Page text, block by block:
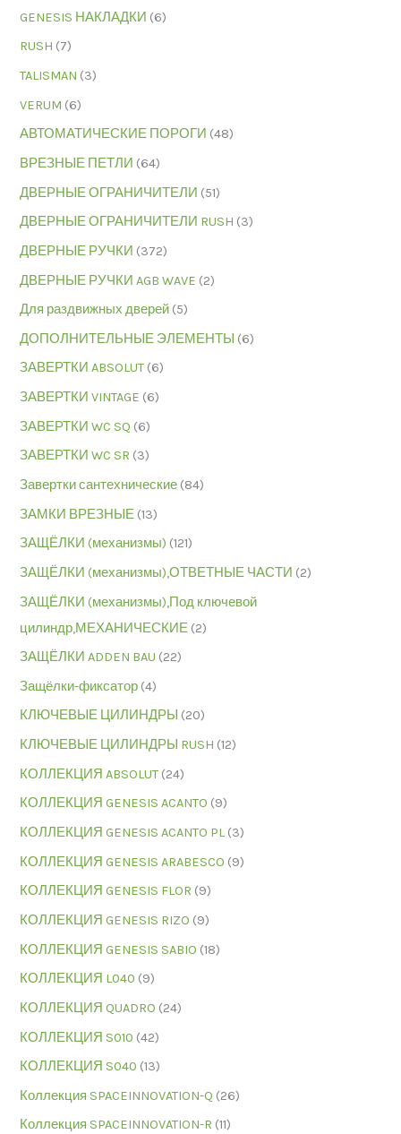
GENESIS НАКЛАДКИ (6)
RUSH (7)
TALISMAN (3)
VERUM (6)
АВТОМАТИЧЕСКИЕ ПОРОГИ (48)
ВРЕЗНЫЕ ПЕТЛИ (64)
ДВЕРНЫЕ ОГРАНИЧИТЕЛИ (51)
ДВЕРНЫЕ ОГРАНИЧИТЕЛИ RUSH (3)
ДВЕРНЫЕ РУЧКИ (372)
ДВЕРНЫЕ РУЧКИ AGB WAVE (2)
Для раздвижных дверей (5)
ДОПОЛНИТЕЛЬНЫЕ ЭЛЕМЕНТЫ (6)
ЗАВЕРТКИ ABSOLUT (6)
ЗАВЕРТКИ VINTAGE (6)
ЗАВЕРТКИ WC SQ (6)
ЗАВЕРТКИ WC SR (3)
Завертки сантехнические (84)
ЗАМКИ ВРЕЗНЫЕ (13)
ЗАЩЁЛКИ (механизмы) (121)
ЗАЩЁЛКИ (механизмы),ОТВЕТНЫЕ ЧАСТИ (2)
ЗАЩЁЛКИ (механизмы),Под ключевой
цилиндр,МЕХАНИЧЕСКИЕ (2)
ЗАЩЁЛКИ ADDEN BAU (22)
Защёлки-фиксатор (4)
КЛЮЧЕВЫЕ ЦИЛИНДРЫ (20)
КЛЮЧЕВЫЕ ЦИЛИНДРЫ RUSH (12)
КОЛЛЕКЦИЯ ABSOLUT (24)
КОЛЛЕКЦИЯ GENESIS ACANTO (9)
КОЛЛЕКЦИЯ GENESIS ACANTO PL (3)
КОЛЛЕКЦИЯ GENESIS ARABESCO (9)
КОЛЛЕКЦИЯ GENESIS FLOR (9)
КОЛЛЕКЦИЯ GENESIS RIZO (9)
КОЛЛЕКЦИЯ GENESIS SABIO (18)
КОЛЛЕКЦИЯ L040 (9)
КОЛЛЕКЦИЯ QUADRO (24)
КОЛЛЕКЦИЯ S010 (42)
КОЛЛЕКЦИЯ S040 (13)
Коллекция SPACEINNOVATION-Q (26)
Коллекция SPACEINNOVATION-R (11)